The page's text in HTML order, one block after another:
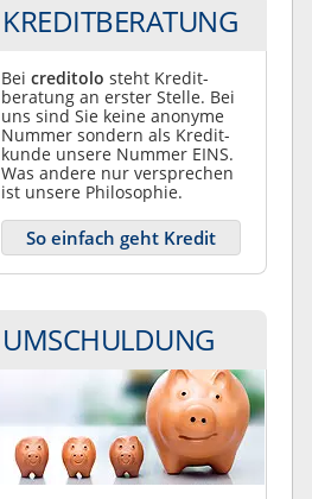
KREDITBERATUNG
Bei creditolo steht Kredit­
beratung an erster Stelle. Bei
uns sind Sie keine anonyme
Nummer sondern als Kredit­
kunde unsere Nummer EINS.
Was andere nur ver­sprechen
ist unsere Philosophie.
So einfach geht Kredit
UMSCHULDUNG